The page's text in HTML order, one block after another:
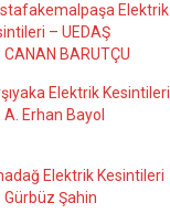
Elektrik
– UEDAŞ
CANAN BARUTÇU
Elektrik Kesintileri
A. Erhan Bayol
Elektrik Kesintileri
Gürbüz Şahin